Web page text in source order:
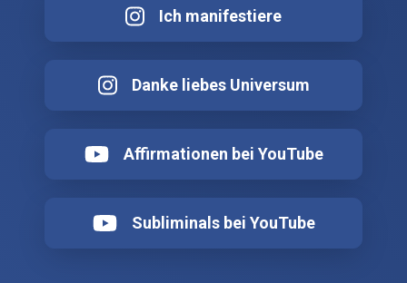
Ich manifestiere
Danke liebes Universum
Affirmationen bei YouTube
Subliminals bei YouTube